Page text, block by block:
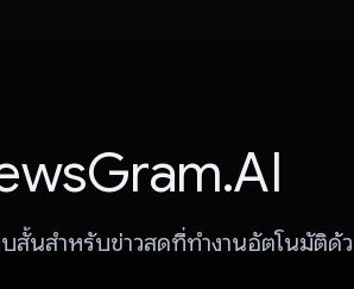
สั้นสำหรับข่าวสดที่ทำงานอัตโนมัติด้